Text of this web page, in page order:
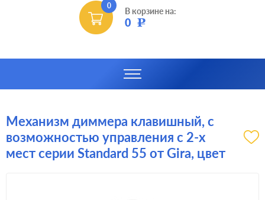
0
В корзине на:
0 Р
Механизм диммера клавишный, с
возможностью управления с 2-х
мест серии Standard 55 от Gira, цвет